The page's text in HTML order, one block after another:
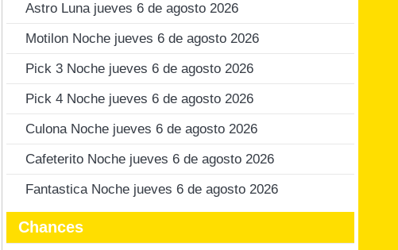
Astro Luna jueves 6 de agosto 2026
Motilon Noche jueves 6 de agosto 2026
Pick 3 Noche jueves 6 de agosto 2026
Pick 4 Noche jueves 6 de agosto 2026
Culona Noche jueves 6 de agosto 2026
Cafeterito Noche jueves 6 de agosto 2026
Fantastica Noche jueves 6 de agosto 2026
Chances